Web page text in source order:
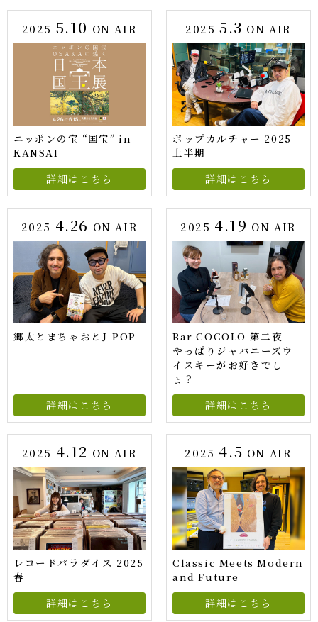
2025 5.10 ON AIR
ニッポンの宝 “国宝” in
KANSAI
詳細はこちら
2025 5.3 ON AIR
ポップカルチャー 2025
上半期
詳細はこちら
2025 4.26 ON AIR
郷太とまちゃおとJ-POP
詳細はこちら
2025 4.19 ON AIR
Bar COCOLO 第二夜
やっぱりジャパニーズウ
イスキーがお好きでし
ょ？
詳細はこちら
2025 4.12 ON AIR
レコードパラダイス 2025
春
詳細はこちら
2025 4.5 ON AIR
Classic Meets Modern
and Future
詳細はこちら